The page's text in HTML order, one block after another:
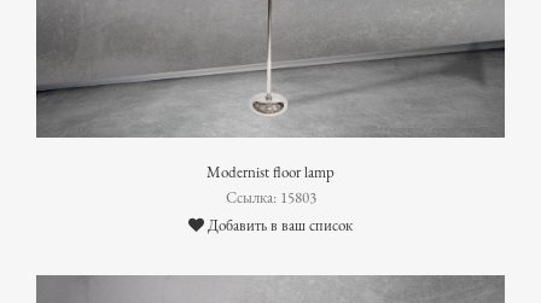
Modernist floor lamp
Ссылка: 15803
Добавить в ваш список